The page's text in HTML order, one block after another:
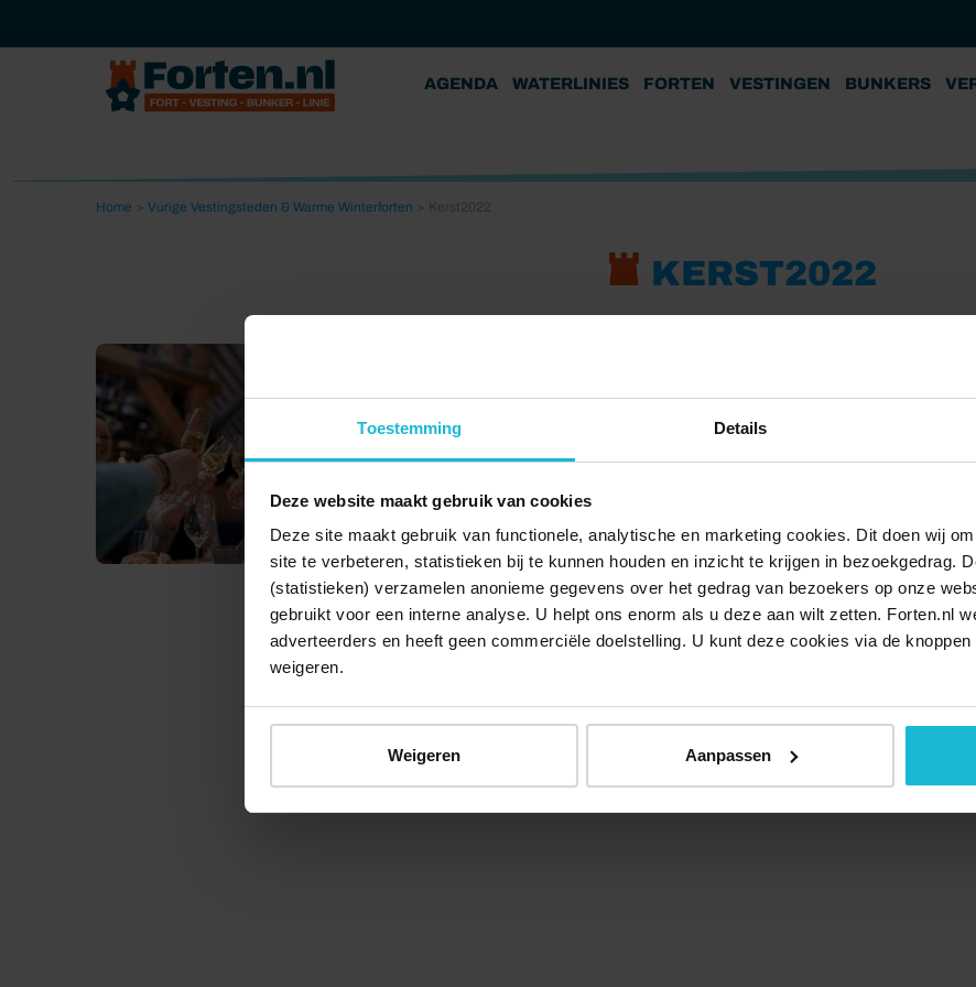
Toestemming Details
Deze website maakt gebruik van cookies
Deze site maakt gebruik van functionele, analytische en marketing cookies. Dit doen wij
site te verbeteren, statistieken bij te kunnen houden en inzicht te krijgen in bezoekgedrag.
(statistieken) verzamelen anonieme gegevens over het gedrag van bezoekers op onze
gebruikt voor een interne analyse. U helpt ons enorm als u deze aan wilt zetten. Forten.nl
adverteerders en heeft geen commerciële doelstelling. U kunt deze cookies via de
weigeren.
Weigeren Aanpassen
AGENDA WATERLINIES FORTEN VESTINGEN BUNKERS
Home Vurige Vestingsteden & Warme Winterforten
KERST2022
© 2026 Stichting Forten Nederland Over ons Doneer nu Disclaimer Contact Forten.nl wordt